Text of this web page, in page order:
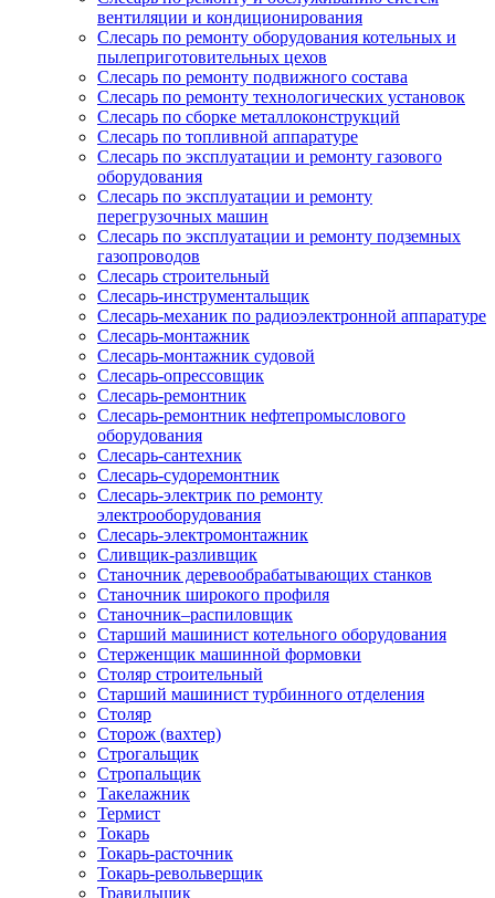
вентиляции и кондиционирования
Слесарь по ремонту оборудования котельных и
пылеприготовительных цехов
Слесарь по ремонту подвижного состава
Слесарь по ремонту технологических установок
Слесарь по сборке металлоконструкций
Слесарь по топливной аппаратуре
Слесарь по эксплуатации и ремонту газового
оборудования
Слесарь по эксплуатации и ремонту
перегрузочных машин
Слесарь по эксплуатации и ремонту подземных
газопроводов
Слесарь строительный
Слесарь-инструментальщик
Слесарь-механик по радиоэлектронной аппаратуре
Слесарь-монтажник
Слесарь-монтажник судовой
Слесарь-опрессовщик
Слесарь-ремонтник
Слесарь-ремонтник нефтепромыслового
оборудования
Слесарь-сантехник
Слесарь-судоремонтник
Слесарь-электрик по ремонту
электрооборудования
Слесарь-электромонтажник
Сливщик-разливщик
Станочник деревообрабатывающих станков
Станочник широкого профиля
Станочник–распиловщик
Старший машинист котельного оборудования
Стерженщик машинной формовки
Столяр строительный
Старший машинист турбинного отделения
Столяр
Сторож (вахтер)
Строгальщик
Стропальщик
Такелажник
Термист
Токарь
Токарь-расточник
Токарь-револьверщик
Травильщик